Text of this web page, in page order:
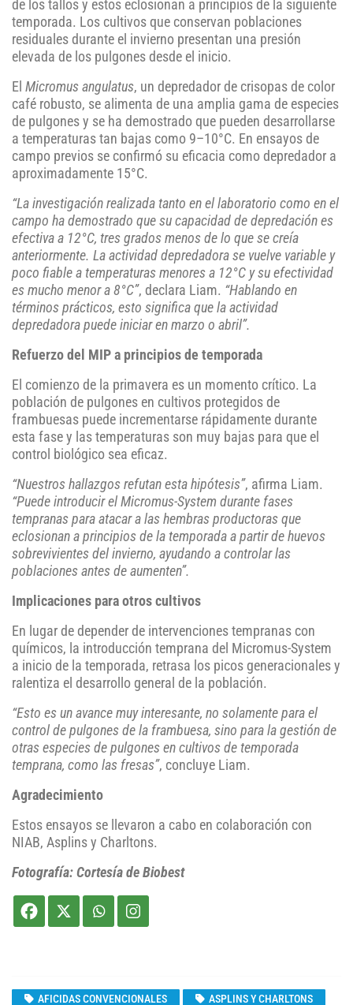
de los tallos y estos eclosionan a principios de la siguiente
temporada. Los cultivos que conservan poblaciones
residuales durante el invierno presentan una presión
elevada de los pulgones desde el inicio.
El Micromus angulatus, un depredador de crisopas de color
café robusto, se alimenta de una amplia gama de especies
de pulgones y se ha demostrado que pueden desarrollarse
a temperaturas tan bajas como 9–10°C. En ensayos de
campo previos se confirmó su eficacia como depredador a
aproximadamente 15°C.
“La investigación realizada tanto en el laboratorio como en el
campo ha demostrado que su capacidad de depredación es
efectiva a 12°C, tres grados menos de lo que se creía
anteriormente. La actividad depredadora se vuelve variable y
poco fiable a temperaturas menores a 12°C y su efectividad
es mucho menor a 8°C”, declara Liam. “Hablando en
términos prácticos, esto significa que la actividad
depredadora puede iniciar en marzo o abril”.
Refuerzo del MIP a principios de temporada
El comienzo de la primavera es un momento crítico. La
población de pulgones en cultivos protegidos de
frambuesas puede incrementarse rápidamente durante
esta fase y las temperaturas son muy bajas para que el
control biológico sea eficaz.
“Nuestros hallazgos refutan esta hipótesis”, afirma Liam.
“Puede introducir el Micromus-System durante fases
tempranas para atacar a las hembras productoras que
eclosionan a principios de la temporada a partir de huevos
sobrevivientes del invierno, ayudando a controlar las
poblaciones antes de aumenten”.
Implicaciones para otros cultivos
En lugar de depender de intervenciones tempranas con
químicos, la introducción temprana del Micromus-System
a inicio de la temporada, retrasa los picos generacionales y
ralentiza el desarrollo general de la población.
“Esto es un avance muy interesante, no solamente para el
control de pulgones de la frambuesa, sino para la gestión de
otras especies de pulgones en cultivos de temporada
temprana, como las fresas”, concluye Liam.
Agradecimiento
Estos ensayos se llevaron a cabo en colaboración con
NIAB, Asplins y Charltons.
Fotografía: Cortesía de Biobest
AFICIDAS CONVENCIONALES ASPLINS Y CHARLTONS